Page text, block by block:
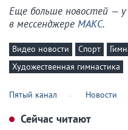
Еще больше новостей — у
в мессенджере МАКС.
Видео новости Спорт
Художественная гимнастика
Пятый канал Новости
Сейчас читают